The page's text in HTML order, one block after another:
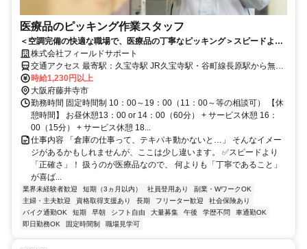
医療品のピッキング作業スタッフ
＜空調完備の快適な職場で、医療品の丁寧なピッキング＞スピードより
も正確さが重要です◎
株式会社フィールドサポート
交通アクセス 最寄駅：久宝寺駅 JR久宝寺駅・谷町線長原駅から無料
送迎バスあり
時給1,230円以上
大阪府藤井寺市
勤務時間 固定時間制 10：00～19：00（11：00～等の相談可） 【休
憩時間】 お昼休憩13：00 or 14：00（60分） + サービス休憩 16：
00（15分） + サービス休憩 18...
仕事内容 「倉庫の仕事って、テキパキ動かないと…」 そんなイメー
ジがあるかもしれませんが、ここは少し違います。 ✅️スピードより
「正確さ」！ 扱うのが医療品なので、 何よりも「丁寧であること」
が喜ば...
業界未経験者歓迎 短期（3ヵ月以内） 社員登用あり
副業・WワークOK
主婦・主夫歓迎
資格取得支援あり 長期 フリーター歓迎
社会保険あり
バイク通勤OK
短期 早朝 シフト自由 大量募集 午後 学歴不問
車通勤OK
即日勤務OK
固定時間制 職場見学可